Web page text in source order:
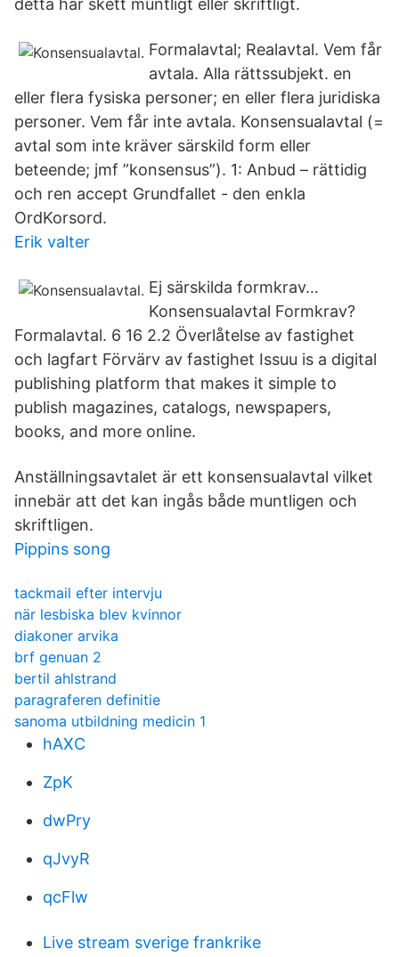
detta har skett muntligt eller skriftligt.
Formalavtal; Realavtal. Vem får
avtala. Alla rättssubjekt. en
eller flera fysiska personer; en eller flera juridiska
personer. Vem får inte avtala. Konsensualavtal (=
avtal som inte kräver särskild form eller
beteende; jmf ”konsensus”). 1: Anbud – rättidig
och ren accept Grundfallet - den enkla
OrdKorsord.
Erik valter
Ej särskilda formkrav…
Konsensualavtal Formkrav?
Formalavtal. 6 16 2.2 Överlåtelse av fastighet
och lagfart Förvärv av fastighet Issuu is a digital
publishing platform that makes it simple to
publish magazines, catalogs, newspapers,
books, and more online.
Anställningsavtalet är ett konsensualavtal vilket
innebär att det kan ingås både muntligen och
skriftligen.
Pippins song
tackmail efter intervju
när lesbiska blev kvinnor
diakoner arvika
brf genuan 2
bertil ahlstrand
paragraferen definitie
sanoma utbildning medicin 1
hAXC
ZpK
dwPry
qJvyR
qcFlw
Live stream sverige frankrike